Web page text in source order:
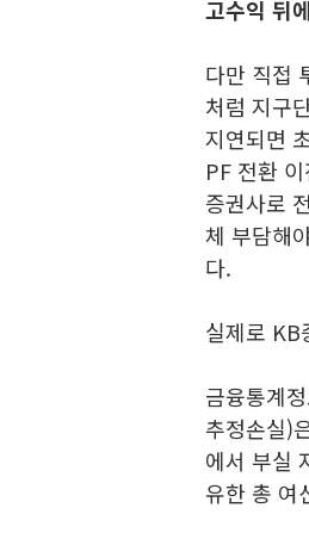
고수익 뒤
다만 직접
처럼 지구
지연되면
PF 전환
증권사로
체 부담해
다.
실제로 KB
금융통계
추정손실)
에서 부실
유한 총 여